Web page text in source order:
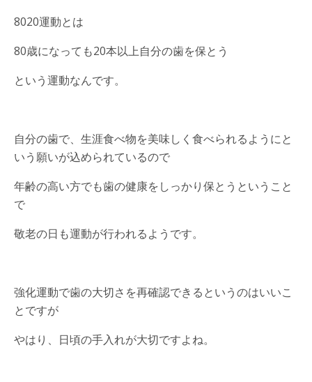
8020運動とは
80歳になっても20本以上自分の歯を保とう
という運動なんです。
自分の歯で、生涯食べ物を美味しく食べられるようにと
いう願いが込められているので
年齢の高い方でも歯の健康をしっかり保とうということ
で
敬老の日も運動が行われるようです。
強化運動で歯の大切さを再確認できるというのはいいこ
とですが
やはり、日頃の手入れが大切ですよね。